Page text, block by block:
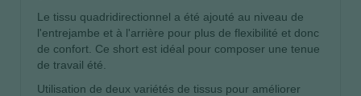
Le tissu quadridirectionnel a été ajouté au niveau de
l'entrejambe et à l'arrière pour plus de flexibilité et donc
de confort. Ce short est idéal pour composer une tenue
de travail été.
Utilisation de deux variétés de tissus pour améliorer